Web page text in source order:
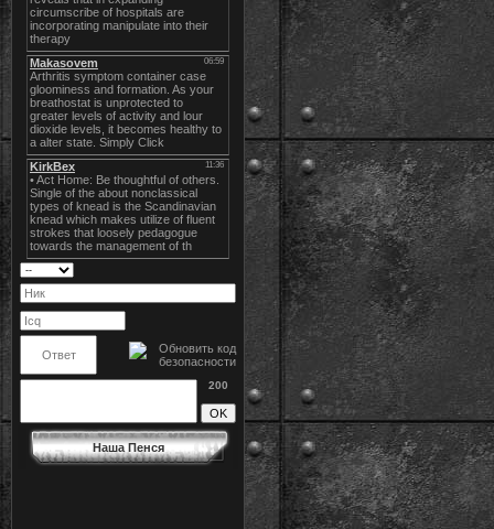
200
Наша Пенся